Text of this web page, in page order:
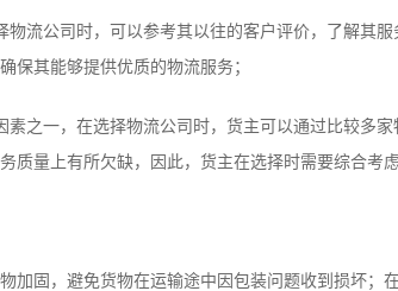
公司时，可以参考其以往的客户评价，了解其服
保其能够提供优质的物流服务；
一，在选择物流公司时，货主可以通过比较多家
量上有所欠缺，因此，货主在选择时需要综合考虑
加固，避免货物在运输途中因包装问题收到损坏；